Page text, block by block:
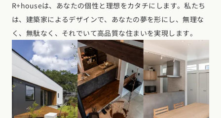
R+houseは、あなたの個性と理想をカタチにします。私たち
は、建築家によるデザインで、あなたの夢を形にし、無理な
く、無駄なく、それでいて高品質な住まいを実現します。